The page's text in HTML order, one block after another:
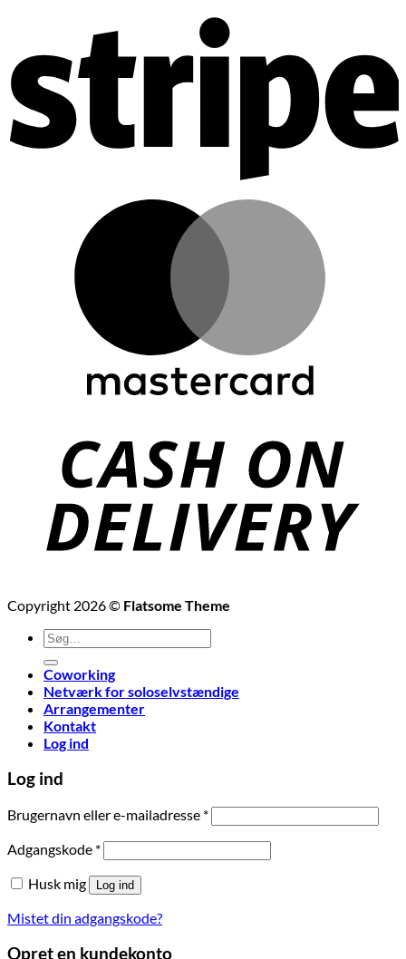
Copyright 2026 © Flatsome Theme
Søg
efter:
Coworking
Netværk for soloselvstændige
Arrangementer
Kontakt
Log ind
Log ind
Brugernavn eller e-mailadresse *Påkrævet
Adgangskode *Påkrævet
Husk mig Log ind
Mistet din adgangskode?
Opret en kundekonto